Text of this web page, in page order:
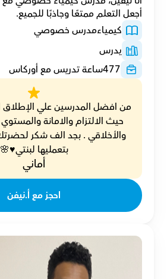
أجعل التعلم ممتعًا وجاذبًا للجميع.
كيمياءمدرس خصوصي
يدرس
477ساعة تدريس مع أوركاس
بتعمليها لبنتي♥️🌸
أماني
احجز مع أ.نيفن